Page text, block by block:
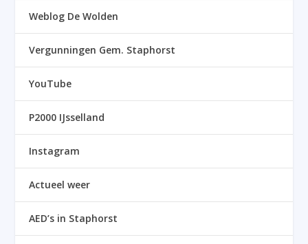
Weblog De Wolden
Vergunningen Gem. Staphorst
YouTube
P2000 IJsselland
Instagram
Actueel weer
AED’s in Staphorst